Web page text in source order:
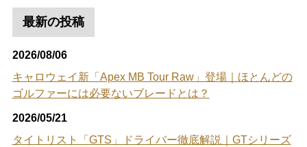
最新の投稿
2026/08/06
キャロウェイ新「Apex MB Tour Raw」登場｜ほとんどの
ゴルファーには必要ないブレードとは？
2026/05/21
タイトリスト「GTS」ドライバー徹底解説｜GTシリーズ